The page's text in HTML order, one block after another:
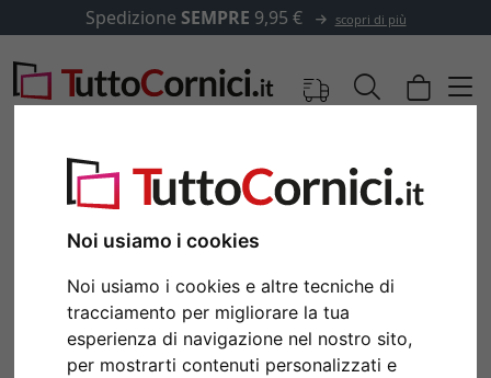
Noi usiamo i cookies
Noi usiamo i cookies e altre tecniche di
tracciamento per migliorare la tua
esperienza di navigazione nel nostro sito,
per mostrarti contenuti personalizzati e
Spedizione SEMPRE 9,95 € scopri di più